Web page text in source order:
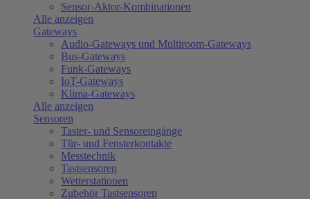
Sensor-Aktor-Kombinationen
Alle anzeigen
Gateways
Audio-Gateways und Multiroom-Gateways
Bus-Gateways
Funk-Gateways
IoT-Gateways
Klima-Gateways
Alle anzeigen
Sensoren
Taster- und Sensoreingänge
Tür- und Fensterkontakte
Messtechnik
Tastsensoren
Wetterstationen
Zubehör Tastsensoren